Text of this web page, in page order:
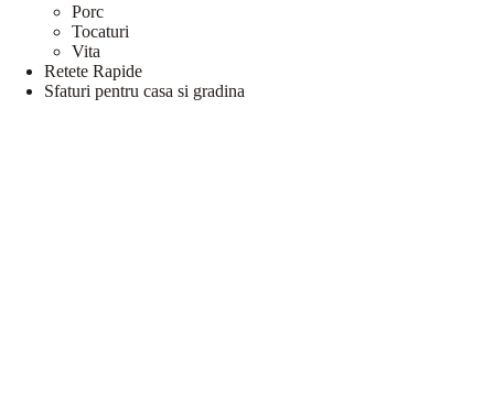
Porc
Tocaturi
Vita
Retete Rapide
Sfaturi pentru casa si gradina